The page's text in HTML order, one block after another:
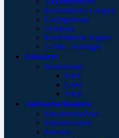
Medizinische Lampen
Laryngoskope
Otoskope
Medizinische Papiere
Geräte / Sonstiges
Zahnarzt
Handschuhe
Nitril
Latex
Vinyl
Taktische Medizin
Einsatzrucksäcke
Einsatztaschen
Pouches